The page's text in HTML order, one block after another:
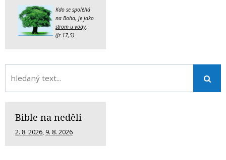
Kdo se spoléhá
na Boha, je jako
strom u vody.
(Jr 17,5)
Bible na neděli
2. 8. 2026, 9. 8. 2026